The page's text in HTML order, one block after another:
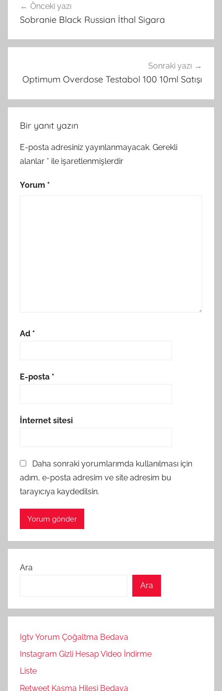
gezinmesi
Önceki yazı
Sobranie Black Russian İthal Sigara
Sonraki yazı
Optimum Overdose Testabol 100 10ml Satışı
Bir yanıt yazın
E-posta adresiniz yayınlanmayacak. Gerekli
alanlar * ile işaretlenmişlerdir
Yorum *
Ad *
E-posta *
İnternet sitesi
Daha sonraki yorumlarımda kullanılması için
adım, e-posta adresim ve site adresim bu
tarayıcıya kaydedilsin.
Ara
Ara
Igtv Yorum Çoğaltma Bedava
Instagram Gizli Hesap Video İndirme
Liste
Retweet Kasma Hilesi Bedava